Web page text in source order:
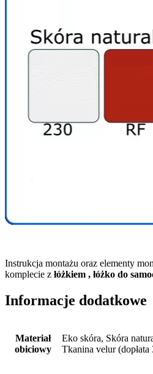
Instrukcja montażu oraz elementy
komplecie z łóżkiem , łóżko do
Informacje dodatkowe
Materiał
obiciowy
Eko skóra, Skóra
Tkanina velur (dopłata